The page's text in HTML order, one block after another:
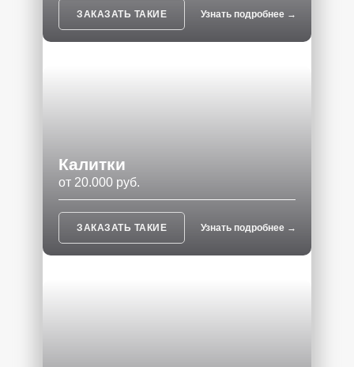
Узнать подробнее →
ЗАКАЗАТЬ ТАКИЕ
Узнать подробнее →
ЗАКАЗАТЬ ТАКИЕ
Калитки
от 20.000 руб.